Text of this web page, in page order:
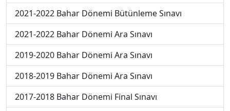
2021-2022 Bahar Dönemi Bütünleme Sınavı
2021-2022 Bahar Dönemi Ara Sınavı
2019-2020 Bahar Dönemi Ara Sınavı
2018-2019 Bahar Dönemi Ara Sınavı
2017-2018 Bahar Dönemi Final Sınavı